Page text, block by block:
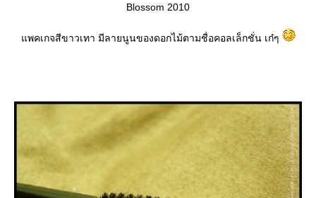
Blossom 2010
พคเกจสีขาวเทา มีลายนูนของดอกไม้ตามชื่อคอลเล็กชั่น เก๋ๆ